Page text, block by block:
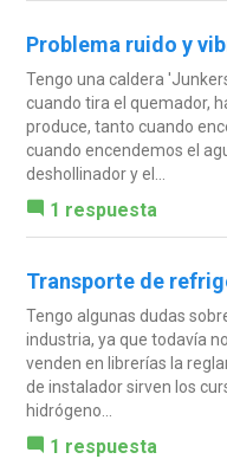
Problema ruido y
Tengo una caldera
cuando tira el quemador,
produce, tanto cuando
cuando encendemos el
deshollinador y el...
1 respuesta
Transporte de
Tengo algunas dudas
industria, ya que todavía
venden en librerías la
de instalador sirven los
hidrógeno...
1 respuesta